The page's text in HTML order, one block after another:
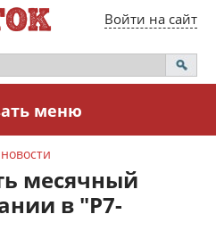
Войти на сайт
меню
месячный
в "Р7-